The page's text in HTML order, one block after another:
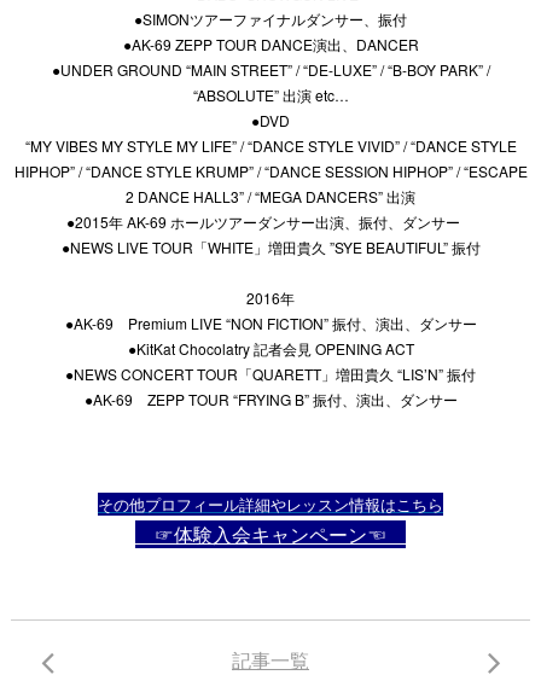
●SIMONツアーファイナルダンサー、振付
●AK-69 ZEPP TOUR DANCE演出、DANCER
●UNDER GROUND “MAIN STREET” / “DE-LUXE” / “B-BOY PARK” /
“ABSOLUTE” 出演 etc…
●DVD
“MY VIBES MY STYLE MY LIFE” / “DANCE STYLE VIVID” / “DANCE STYLE
HIPHOP” / “DANCE STYLE KRUMP” / “DANCE SESSION HIPHOP” / “ESCAPE
2 DANCE HALL3” / “MEGA DANCERS” 出演
●2015年 AK-69 ホールツアーダンサー出演、振付、ダンサー
●NEWS LIVE TOUR「WHITE」増田貴久 ”SYE BEAUTIFUL” 振付
2016年
●AK-69 Premium LIVE “NON FICTION” 振付、演出、ダンサー
●KitKat Chocolatry 記者会見 OPENING ACT
●NEWS CONCERT TOUR「QUARETT」増田貴久 “LIS’N” 振付
●AK-69 ZEPP TOUR “FRYING B” 振付、演出、ダンサー
その他プロフィール詳細やレッスン情報はこちら
☞体験入会キャンペーン☜
記事一覧